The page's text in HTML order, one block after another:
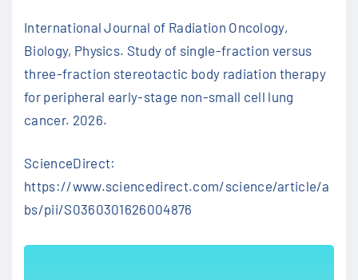
International Journal of Radiation Oncology,
Biology, Physics. Study of single-fraction versus
three-fraction stereotactic body radiation therapy
for peripheral early-stage non-small cell lung
cancer. 2026.
ScienceDirect:
https://www.sciencedirect.com/science/article/a
bs/pii/S0360301626004876